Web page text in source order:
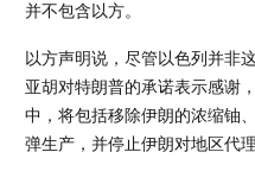
并不包含以方。
以方声明说，尽管以色列并非
亚胡对特朗普的承诺表示感谢
中，将包括移除伊朗的浓缩铀
弹生产，并停止伊朗对地区代